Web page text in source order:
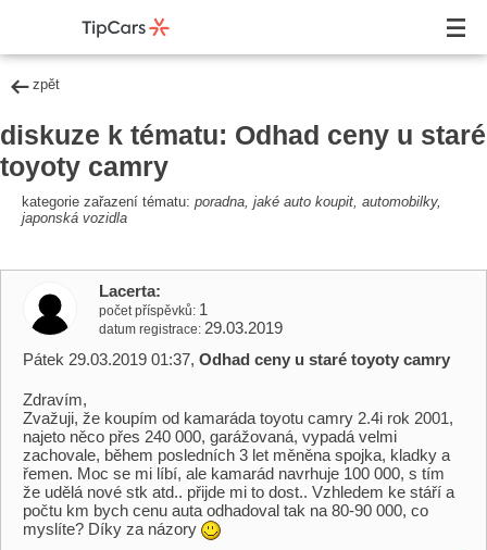
zpět
diskuze k tématu: Odhad ceny u staré
toyoty camry
kategorie zařazení tématu: poradna, jaké auto koupit, automobilky,
japonská vozidla
Lacerta
počet příspěvků 1
datum registrace 29.03.2019
Pátek 29.03.2019 01:37, Odhad ceny u staré toyoty camry
Zdravím,
Zvažuji, že koupím od kamaráda toyotu camry 2.4i rok 2001,
najeto něco přes 240 000, garážovaná, vypadá velmi
zachovale, během posledních 3 let měněna spojka, kladky a
řemen. Moc se mi líbí, ale kamarád navrhuje 100 000, s tím
že udělá nové stk atd.. přijde mi to dost.. Vzhledem ke stáří a
počtu km bych cenu auta odhadoval tak na 80-90 000, co
myslíte? Díky za názory